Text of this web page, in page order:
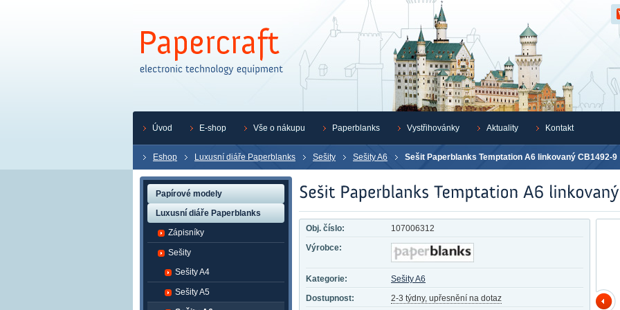
Eshop Luxusní diáře Paperblanks Sešity Sešity A6 Sešit Paperblanks Temptation A6 linkovaný CB1492-9
Obj. číslo:
107006312
Výrobce:
Kategorie:
Sešity A6
Dostupnost:
2-3 týdny, upřesnění na dotaz
Papírové modely
Luxusní diáře Paperblanks
Zápisníky
Sešity
Sešity A4
Sešity A5
Úvod E-shop Vše o nákupu Paperblanks Vystřihovánky Aktuality Kontakt